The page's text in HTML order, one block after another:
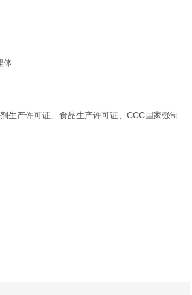
体
生产许可证、食品生产许可证、CCC国家强制